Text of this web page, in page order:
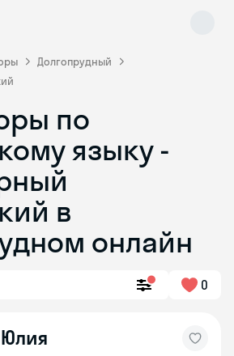
Долгопрудный
по
языку -
в
онлайн
0
Юлия